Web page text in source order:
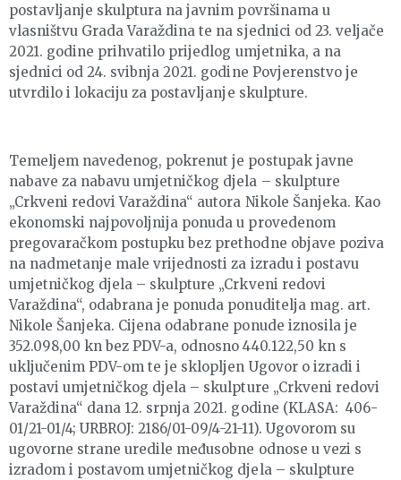
postavljanje skulptura na javnim površinama u
vlasništvu Grada Varaždina te na sjednici od 23. veljače
2021. godine prihvatilo prijedlog umjetnika, a na
sjednici od 24. svibnja 2021. godine Povjerenstvo je
utvrdilo i lokaciju za postavljanje skulpture.
Temeljem navedenog, pokrenut je postupak javne
nabave za nabavu umjetničkog djela – skulpture
„Crkveni redovi Varaždina“ autora Nikole Šanjeka. Kao
ekonomski najpovoljnija ponuda u provedenom
pregovaračkom postupku bez prethodne objave poziva
na nadmetanje male vrijednosti za izradu i postavu
umjetničkog djela – skulpture „Crkveni redovi
Varaždina“, odabrana je ponuda ponuditelja mag. art.
Nikole Šanjeka. Cijena odabrane ponude iznosila je
352.098,00 kn bez PDV-a, odnosno 440.122,50 kn s
uključenim PDV-om te je sklopljen Ugovor o izradi i
postavi umjetničkog djela – skulpture „Crkveni redovi
Varaždina“ dana 12. srpnja 2021. godine (KLASA: 406-
01/21-01/4; URBROJ: 2186/01-09/4-21-11). Ugovorom su
ugovorne strane uredile međusobne odnose u vezi s
izradom i postavom umjetničkog djela – skulpture